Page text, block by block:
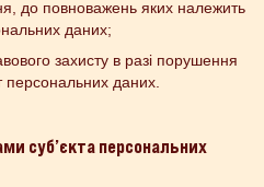
до повноважень яких належить
даних;
захисту в разі порушення
персональних даних.
суб’єкта персональних